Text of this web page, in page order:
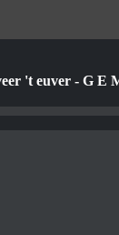
't euver - G E